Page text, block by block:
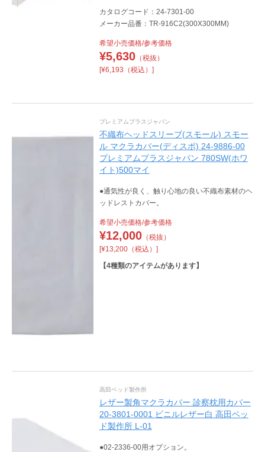
カタログコード：24-7301-00
メーカー品番：TR-916C2(300X300MM)
希望小売価格/参考価格
¥5,630（税抜）
[¥6,193（税込）]
プレミアムプラスジャパン
不織布ヘッドスリーブ(スモール) スモー
ル マクラカバー(ディスポ) 24-9886-00
プレミアムプラスジャパン 780SW(ホワ
イト)500マイ
●通気性が良く、触り心地の良い不織布素材のヘ
ッドレストカバー。
希望小売価格/参考価格
¥12,000（税抜）
[¥13,200（税込）]
【4種類のアイテムがあります】
高田ベッド製作所
レザー製角マクラカバー 診察枕用カバー
20-3801-0001 ビニルレザー白 高田ベッ
ド製作所 L-01
●02-2336-00用オプション。